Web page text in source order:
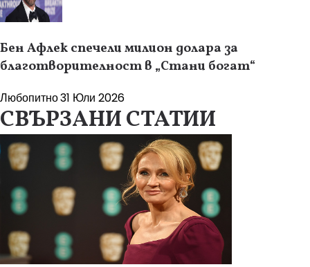
Бен Афлек спечели милион долара за
благотворителност в „Стани богат“
Любопитно31 Юли 2026
СВЪРЗАНИ СТАТИИ